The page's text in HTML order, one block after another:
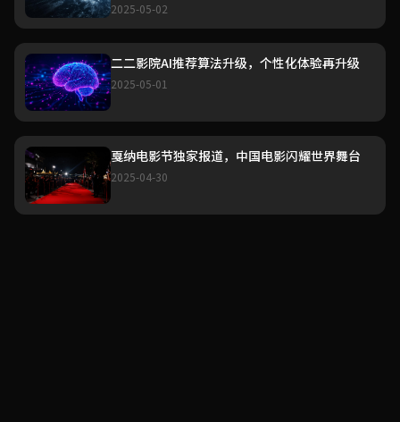
2025-05-02
二二影院AI推荐算法升级，个性化体验再升级
2025-05-01
戛纳电影节独家报道，中国电影闪耀世界舞台
2025-04-30